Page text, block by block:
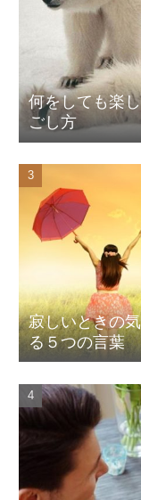
何をしても楽
ごし方
寂しいときの
る５つの言葉